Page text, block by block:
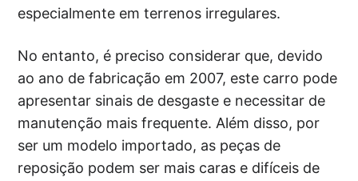
especialmente em terrenos irregulares.
No entanto, é preciso considerar que, devido
ao ano de fabricação em 2007, este carro pode
apresentar sinais de desgaste e necessitar de
manutenção mais frequente. Além disso, por
ser um modelo importado, as peças de
reposição podem ser mais caras e difíceis de